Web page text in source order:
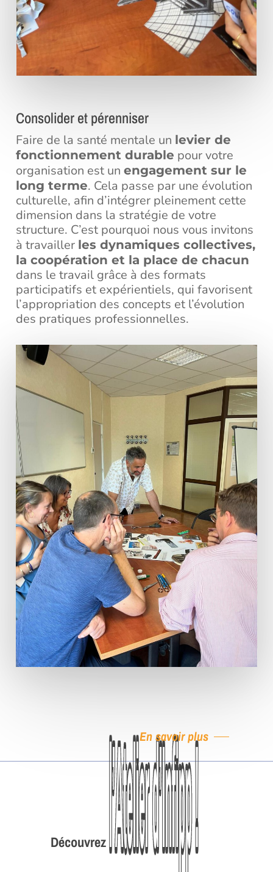
Consolider et pérenniser
Faire de la santé mentale un levier de
fonctionnement durable pour votre
organisation est un engagement sur le
long terme. Cela passe par une évolution
culturelle, afin d’intégrer pleinement cette
dimension dans la stratégie de votre
structure. C’est pourquoi nous vous invitons
à travailler les dynamiques collectives,
la coopération et la place de chacun
dans le travail grâce à des formats
participatifs et expérientiels, qui favorisent
l’appropriation des concepts et l’évolution
des pratiques professionnelles.
En savoir plus
Découvrez l’Atelier
l’Atelier d’Infipp
d’Infipp